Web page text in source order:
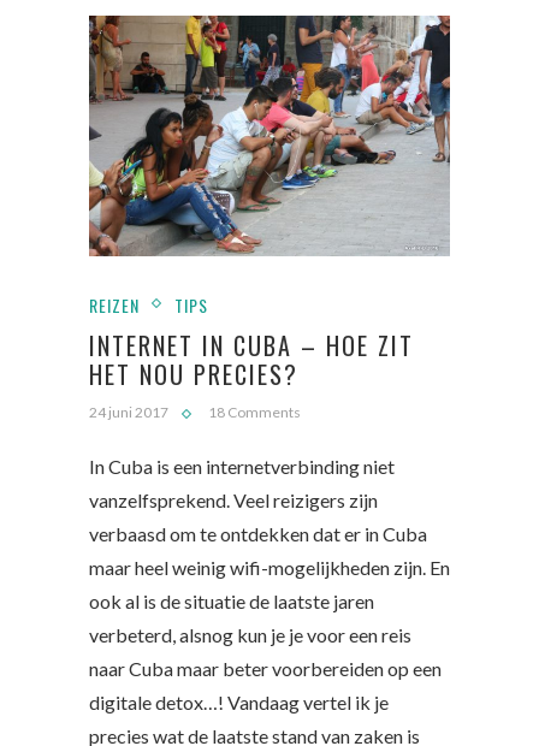
REIZEN TIPS
INTERNET IN CUBA – HOE ZIT
HET NOU PRECIES?
24 juni 2017 18 Comments
In Cuba is een internetverbinding niet
vanzelfsprekend. Veel reizigers zijn
verbaasd om te ontdekken dat er in Cuba
maar heel weinig wifi-mogelijkheden zijn. En
ook al is de situatie de laatste jaren
verbeterd, alsnog kun je je voor een reis
naar Cuba maar beter voorbereiden op een
digitale detox…! Vandaag vertel ik je
precies wat de laatste stand van zaken is